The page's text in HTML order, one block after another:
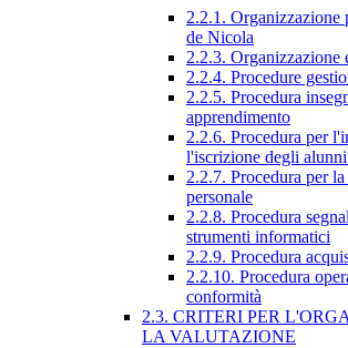
2.2.1. Organizzazione
de Nicola
2.2.3. Organizzazione
2.2.4. Procedure
2.2.5. Procedura
apprendimento
2.2.6. Procedura per
l'iscrizione degli
2.2.7. Procedura per
personale
2.2.8. Procedura
strumenti informatici
2.2.9. Procedura
2.2.10. Procedura
conformità
2.3. CRITERI PER
LA VALUTAZIONE